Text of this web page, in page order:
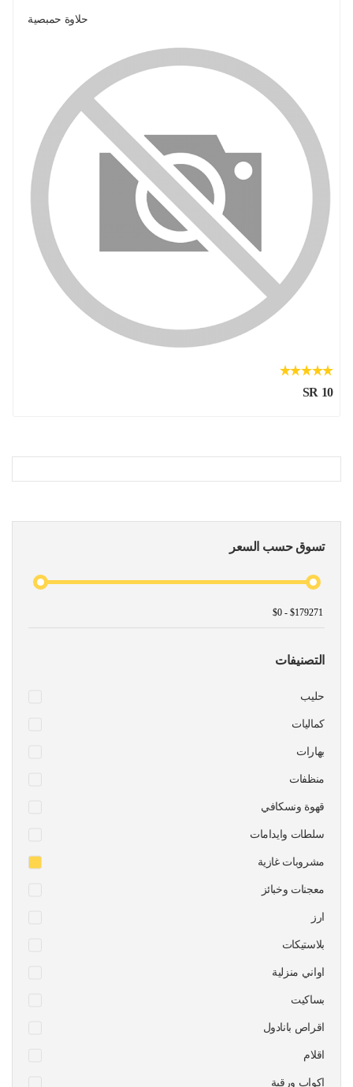
تسوق حسب السعر
التصنيفات
حليب
كماليات
بهارات
منظفات
قهوة ونسكافي
سلطات وايدامات
مشروبات غازية
معجنات وخبائز
ارز
بلاستيكات
اواني منزلية
بساكيت
اقراص بانادول
اقلام
اكواب ورقية
حلاوة حمبصية
SR 10